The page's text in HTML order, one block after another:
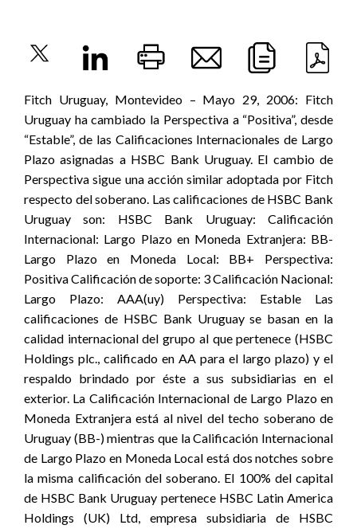
Fitch Uruguay, Montevideo – Mayo 29, 2006: Fitch
Uruguay ha cambiado la Perspectiva a “Positiva”, desde
“Estable”, de las Calificaciones Internacionales de Largo
Plazo asignadas a HSBC Bank Uruguay. El cambio de
Perspectiva sigue una acción similar adoptada por Fitch
respecto del soberano. Las calificaciones de HSBC Bank
Uruguay son: HSBC Bank Uruguay: Calificación
Internacional: Largo Plazo en Moneda Extranjera: BB-
Largo Plazo en Moneda Local: BB+ Perspectiva:
Positiva Calificación de soporte: 3 Calificación Nacional:
Largo Plazo: AAA(uy) Perspectiva: Estable Las
calificaciones de HSBC Bank Uruguay se basan en la
calidad internacional del grupo al que pertenece (HSBC
Holdings plc., calificado en AA para el largo plazo) y el
respaldo brindado por éste a sus subsidiarias en el
exterior. La Calificación Internacional de Largo Plazo en
Moneda Extranjera está al nivel del techo soberano de
Uruguay (BB-) mientras que la Calificación Internacional
de Largo Plazo en Moneda Local está dos notches sobre
la misma calificación del soberano. El 100% del capital
de HSBC Bank Uruguay pertenece HSBC Latin America
Holdings (UK) Ltd, empresa subsidiaria de HSBC